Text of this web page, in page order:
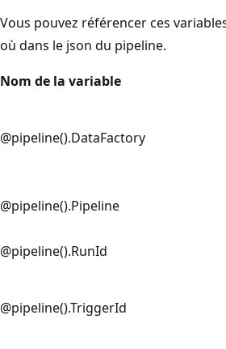
Vous pouvez référencer ces
où dans le json du pipeline.
Nom de la variable
@pipeline().DataFactory
@pipeline().Pipeline
@pipeline().RunId
@pipeline().TriggerId